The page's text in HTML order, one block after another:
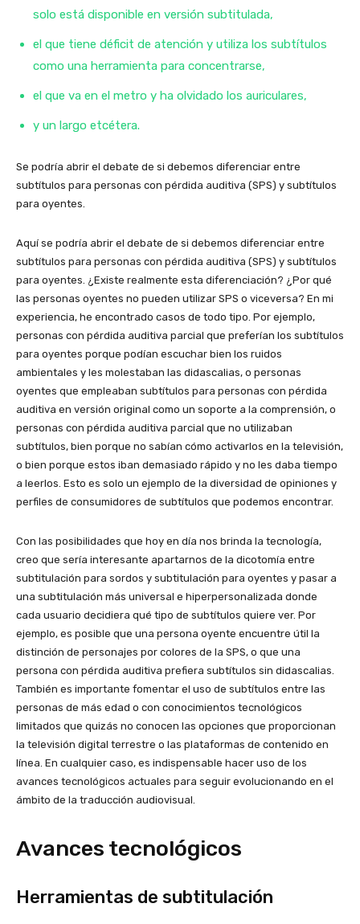
solo está disponible en versión subtitulada,
el que tiene déficit de atención y utiliza los subtítulos
como una herramienta para concentrarse,
el que va en el metro y ha olvidado los auriculares,
y un largo etcétera.
Se podría abrir el debate de si debemos diferenciar entre
subtítulos para personas con pérdida auditiva (SPS) y subtítulos
para oyentes.
Aquí se podría abrir el debate de si debemos diferenciar entre
subtítulos para personas con pérdida auditiva (SPS) y subtítulos
para oyentes. ¿Existe realmente esta diferenciación? ¿Por qué
las personas oyentes no pueden utilizar SPS o viceversa? En mi
experiencia, he encontrado casos de todo tipo. Por ejemplo,
personas con pérdida auditiva parcial que preferían los subtítulos
para oyentes porque podían escuchar bien los ruidos
ambientales y les molestaban las didascalias, o personas
oyentes que empleaban subtítulos para personas con pérdida
auditiva en versión original como un soporte a la comprensión, o
personas con pérdida auditiva parcial que no utilizaban
subtítulos, bien porque no sabían cómo activarlos en la televisión,
o bien porque estos iban demasiado rápido y no les daba tiempo
a leerlos. Esto es solo un ejemplo de la diversidad de opiniones y
perfiles de consumidores de subtítulos que podemos encontrar.
Con las posibilidades que hoy en día nos brinda la tecnología,
creo que sería interesante apartarnos de la dicotomía entre
subtitulación para sordos y subtitulación para oyentes y pasar a
una subtitulación más universal e hiperpersonalizada donde
cada usuario decidiera qué tipo de subtítulos quiere ver. Por
ejemplo, es posible que una persona oyente encuentre útil la
distinción de personajes por colores de la SPS, o que una
persona con pérdida auditiva prefiera subtítulos sin didascalias.
También es importante fomentar el uso de subtítulos entre las
personas de más edad o con conocimientos tecnológicos
limitados que quizás no conocen las opciones que proporcionan
la televisión digital terrestre o las plataformas de contenido en
línea. En cualquier caso, es indispensable hacer uso de los
avances tecnológicos actuales para seguir evolucionando en el
ámbito de la traducción audiovisual.
Avances tecnológicos
Herramientas de subtitulación